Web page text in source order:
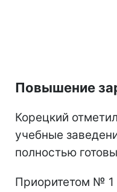
Повышение
Корецкий
учебные
полностью
Приоритетом № 1